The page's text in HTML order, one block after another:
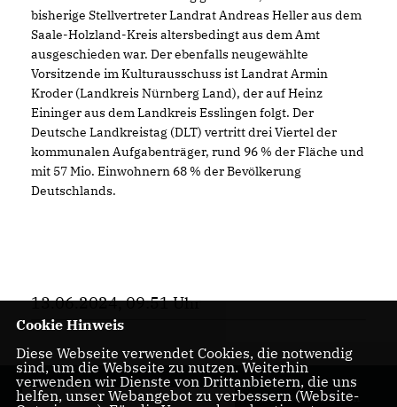
bisherige Stellvertreter Landrat Andreas Heller aus dem
Saale-Holzland-Kreis altersbedingt aus dem Amt
ausgeschieden war. Der ebenfalls neugewählte
Vorsitzende im Kulturausschuss ist Landrat Armin
Kroder (Landkreis Nürnberg Land), der auf Heinz
Eininger aus dem Landkreis Esslingen folgt. Der
Deutsche Landkreistag (DLT) vertritt drei Viertel der
kommunalen Aufgabenträger, rund 96 % der Fläche und
mit 57 Mio. Einwohnern 68 % der Bevölkerung
Deutschlands.
13.06.2024, 09:51 Uhr
Ihr Landrat für den
Cookie Hinweis
Diese Webseite verwendet Cookies, die notwendig
sind, um die Webseite zu nutzen. Weiterhin
verwenden wir Dienste von Drittanbietern, die uns
helfen, unser Webangebot zu verbessern (Website-